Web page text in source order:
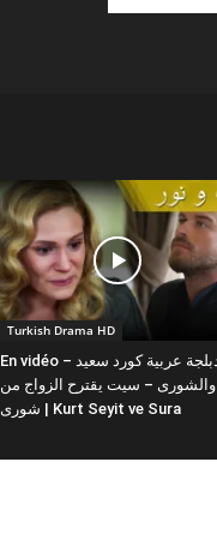
Turkish Drama HD
En vidéo – دبلجة عربية كورد سعيد
والشورى – سيت يقترح الزواج من
شورى | Kurt Seyit ve Sura